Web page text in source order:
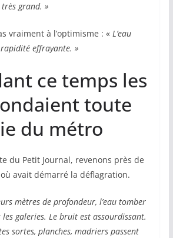
grand. »
vraiment à l’optimisme : « L’eau
effrayante. »
ce temps les
toute
du métro
du Petit Journal, revenons près de
avait démarré la déflagration.
mètres de profondeur, l’eau tomber
galeries. Le bruit est assourdissant.
sortes, planches, madriers passent